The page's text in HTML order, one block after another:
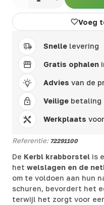
Voeg
Snelle levering
Gratis ophalen
Advies van de
Veilige betaling
Werkplaats
Referentie: 72291100
De Kerbl krabborstel is
het welslagen en de
om te voldoen aan hun
schuren, bevordert het
terwijl het zorgt voor